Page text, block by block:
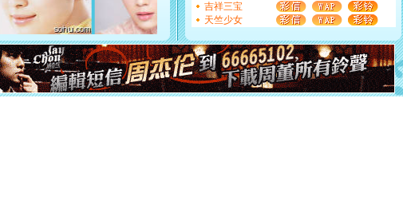
断电。爱你是我职业，想你是我事业，抱你是我特长，吻
你是我专业！水晶之恋祝你新年快乐
[元旦]
如果上天让我许三个愿望，一是今生今世和你在一
起；二是再生再世和你在一起；三是三生三世和你不再分
离。水晶之恋祝你新年快乐
[元旦]当我狠下心扭头离去那一刻，你在我身后无助地哭
泣，这痛楚让我明白我多么爱你。我转身抱住你：这猪不
吉祥三宝
天竺少女